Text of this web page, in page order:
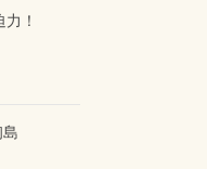
！